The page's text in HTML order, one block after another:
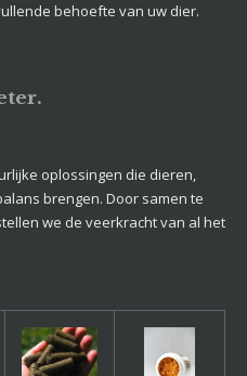
behoefte van uw dier.
oplossingen die dieren,
brengen. Door samen te
we de veerkracht van al het